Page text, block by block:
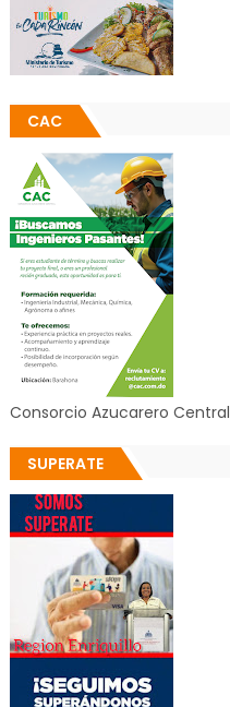
CAC
Consorcio Azucarero Central
SUPERATE